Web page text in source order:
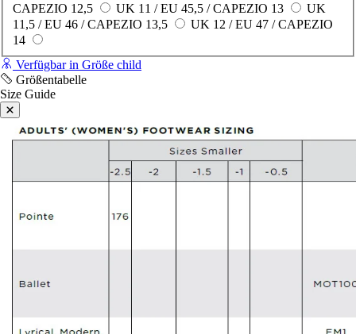
CAPEZIO 12,5
UK 11 / EU 45,5 / CAPEZIO 13
UK
11,5 / EU 46 / CAPEZIO 13,5
UK 12 / EU 47 / CAPEZIO
14
Verfügbar in Größe child
Größentabelle
Size Guide